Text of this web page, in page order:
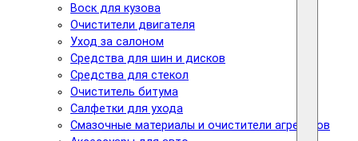
Воск для кузова
Очистители двигателя
Уход за салоном
Средства для шин и дисков
Средства для стекол
Очиститель битума
Салфетки для ухода
Смазочные материалы и очистители агрегатов